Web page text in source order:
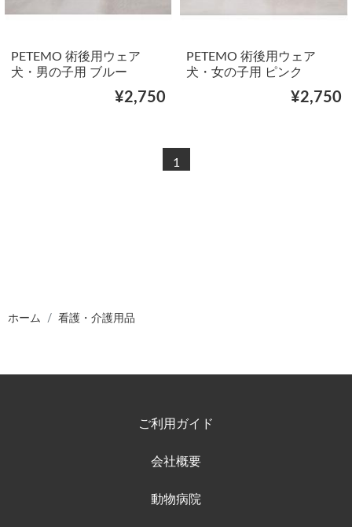
PETEMO 術後用ウェア
犬・男の子用 ブルー
¥2,750
PETEMO 術後用ウェア
犬・女の子用 ピンク
¥2,750
1
ホーム 看護・介護用品
ご利用ガイド
会社概要
動物病院